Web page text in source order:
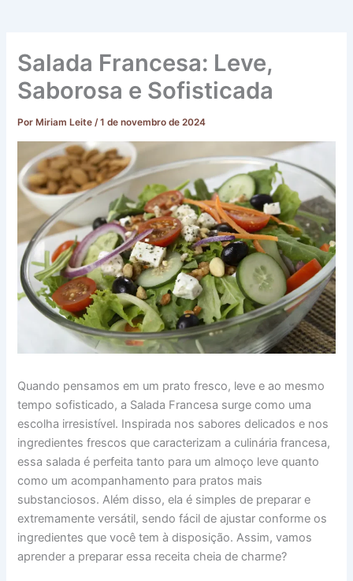
Salada Francesa: Leve,
Saborosa e Sofisticada
Por Miriam Leite/1 de novembro de 2024
Quando pensamos em um prato fresco, leve e ao mesmo
tempo sofisticado, a Salada Francesa surge como uma
escolha irresistível. Inspirada nos sabores delicados e nos
ingredientes frescos que caracterizam a culinária francesa,
essa salada é perfeita tanto para um almoço leve quanto
como um acompanhamento para pratos mais
substanciosos. Além disso, ela é simples de preparar e
extremamente versátil, sendo fácil de ajustar conforme os
ingredientes que você tem à disposição. Assim, vamos
aprender a preparar essa receita cheia de charme?